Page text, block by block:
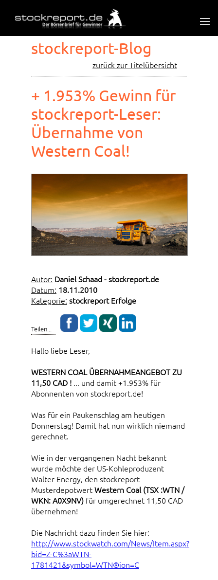
stockreport-Blog
zurück zur Titelübersicht
+ 1.953% Gewinn für
stockreport-Leser:
Übernahme von
Western Coal!
Autor: Daniel Schaad - stockreport.de
Datum: 18.11.2010
Kategorie: stockreport Erfolge
Teilen...
Hallo liebe Leser,
WESTERN COAL ÜBERNAHMEANGEBOT ZU
11,50 CAD ! ... und damit +1.953% für
Abonnenten von stockreport.de!
Was für ein Paukenschlag am heutigen
Donnerstag! Damit hat nun wirklich niemand
gerechnet.
Wie in der vergangenen Nacht bekannt
wurde möchte der US-Kohleproduzent
Walter Energy, den stockreport-
MusterdepotwertWestern Coal (TSX :WTN /
WKN: A0X9NV) für umgerechnet 11,50 CAD
übernehmen!
Die Nachricht dazu finden Sie hier:
http://www.stockwatch.com/News/Item.aspx?
bid=Z-C%3aWTN-
1781421&symbol=WTN®ion=C